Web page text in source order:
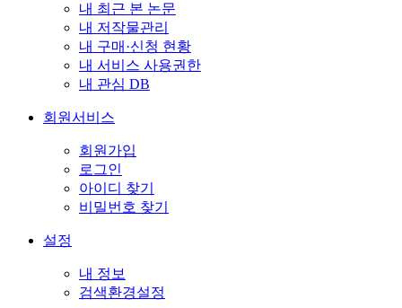
내 최근 본 논문
내 저작물관리
내 구매·신청 현황
내 서비스 사용권한
내 관심 DB
회원서비스
회원가입
로그인
아이디 찾기
비밀번호 찾기
설정
내 정보
검색환경설정